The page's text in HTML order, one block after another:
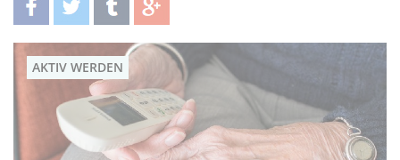
teilentwittern teilen teilen
AKTIV WERDEN